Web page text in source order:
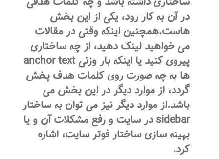
در آن به کار رود، یکی از این بخش
هاست.همچنین اینکه وقتی در مقالات
می خواهید لینک دهید، از چه ساختاری
پیروی کنید یا اینکه بار وزنی anchor text
ها به چه صورت روی کلمات هدف پخش
گردد، از موارد دیگر در این بخش می
باشد.از موارد دیگر نیز می توان به ساختار
sidebar در سایت و رفع مشکلات آن و یا
بهینه سازی ساختار فوتر سایت، اشاره
کرد.